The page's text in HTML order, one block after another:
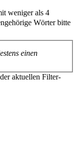
weniger als 4
Wörter bitte
einen
aktuellen Filter-